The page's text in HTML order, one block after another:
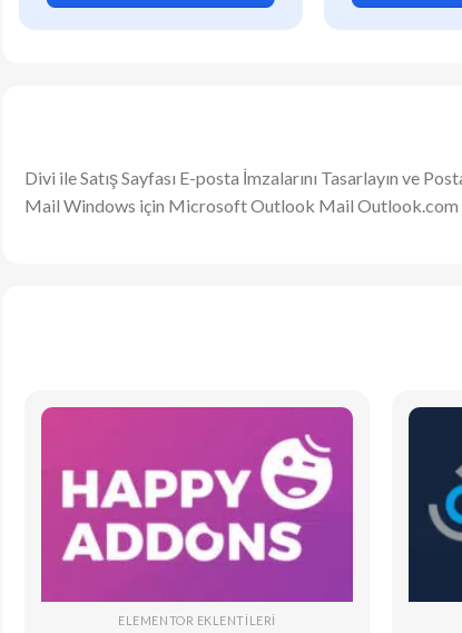
Divi ile Satış Sayfası E-posta İmzalarını Tasarlayın ve
Mail Windows için Microsoft Outlook Mail Outlook.com
ELEMENTOR EKLENTILERI